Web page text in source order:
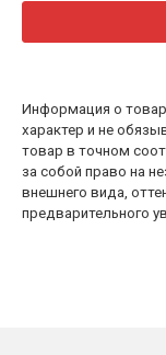
Информация о
характер и не
товар в точном
за собой право на
внешнего вида,
предварительного